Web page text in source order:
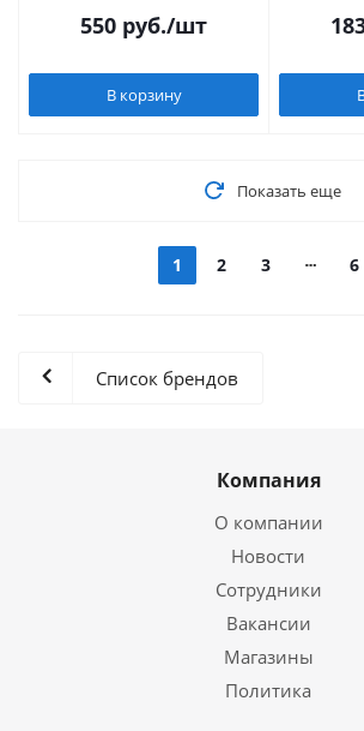
550 руб./шт
В корзину
Показать еще
1 2 3 6
Список брендов
Компания
О компании
Новости
Сотрудники
Вакансии
Магазины
Политика